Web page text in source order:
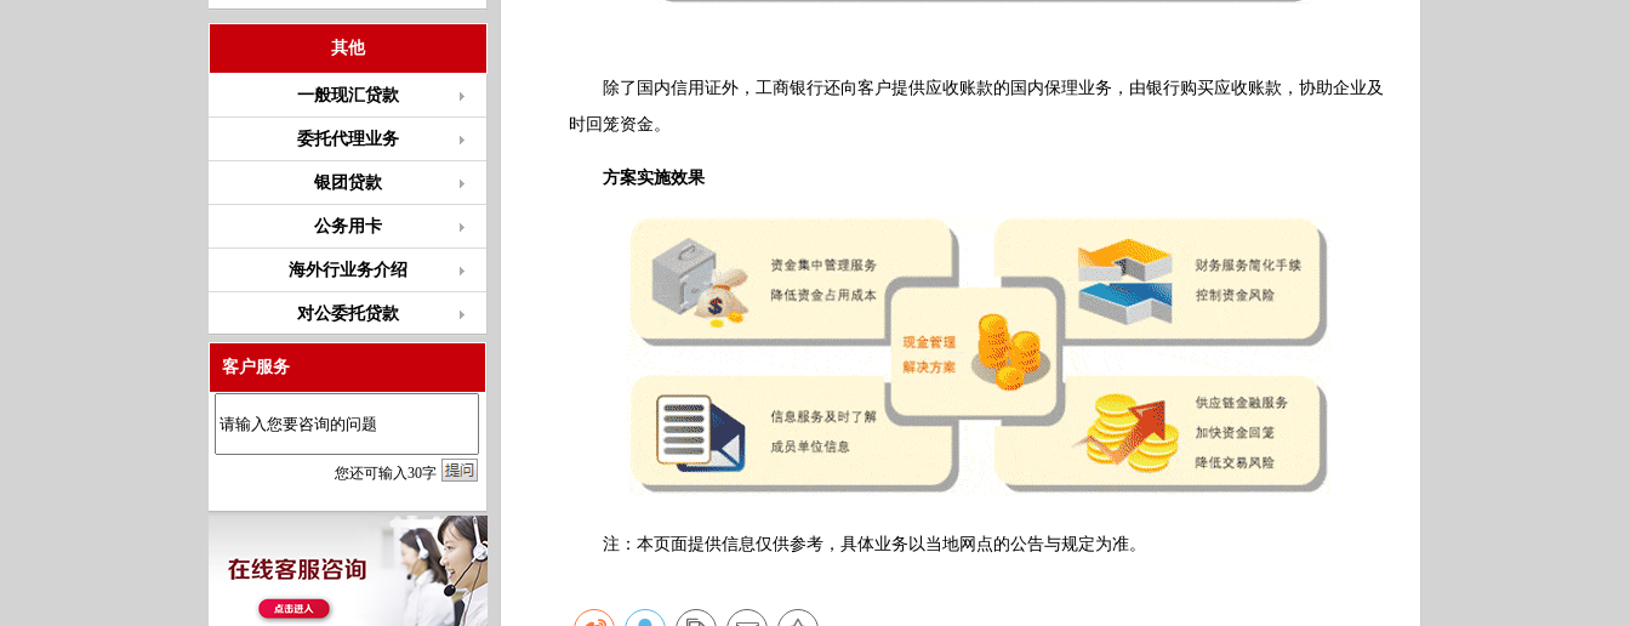
其他
一般现汇贷款
委托代理业务
银团贷款
公务用卡
海外行业务介绍
对公委托贷款
客户服务
您还可输入30字
除了国内信用证外，工商银行还向客户提供应收账款的国内保理业务，由银行购买应收账款，协助企业及
时回笼资金。
方案实施效果
注：本页面提供信息仅供参考，具体业务以当地网点的公告与规定为准。